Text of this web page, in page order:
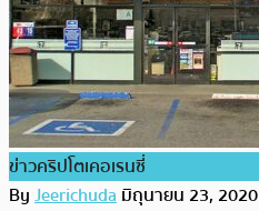
ข่าวคริปโตเคอเรนซี่
ByJeerichudaมิถุนายน 23, 2020